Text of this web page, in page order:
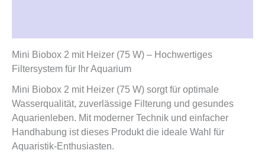
Mini Biobox 2 mit Heizer (75 W) – Hochwertiges
Filtersystem für Ihr Aquarium
Mini Biobox 2 mit Heizer (75 W) sorgt für optimale
Wasserqualität, zuverlässige Filterung und gesundes
Aquarienleben. Mit moderner Technik und einfacher
Handhabung ist dieses Produkt die ideale Wahl für
Aquaristik-Enthusiasten.